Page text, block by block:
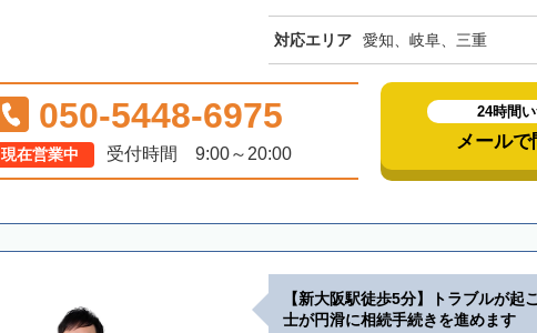
対応エリア 愛知、岐阜、三重
050-5448-6975
現在営業中 受付時間 9:00～20:00
24時間
メールで
【新大阪駅徒歩5分】トラブルが起
士が円滑に相続手続きを進めます